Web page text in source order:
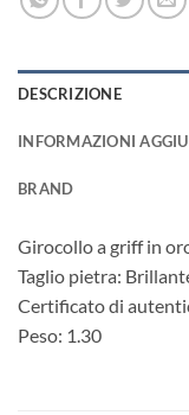
DESCRIZIONE
INFORMAZIONI
BRAND
Girocollo a griff in
Taglio pietra:
Certificato di
Peso: 1.30